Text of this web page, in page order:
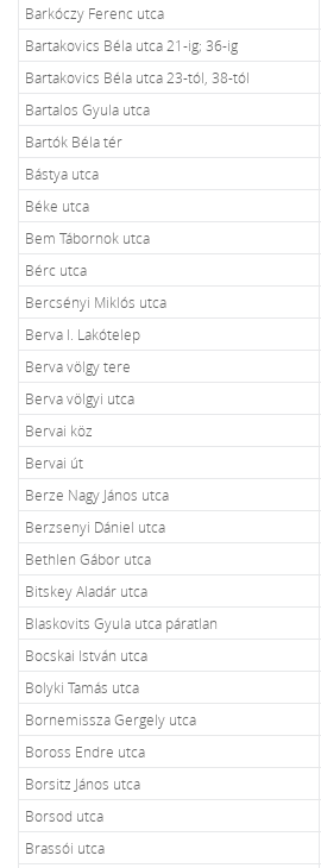
Barkóczy Ferenc utca
Bartakovics Béla utca 21-ig; 36-ig
Bartakovics Béla utca 23-tól, 38-tól
Bartalos Gyula utca
Bartók Béla tér
Bástya utca
Béke utca
Bem Tábornok utca
Bérc utca
Bercsényi Miklós utca
Berva I. Lakótelep
Berva völgy tere
Berva völgyi utca
Bervai köz
Bervai út
Berze Nagy János utca
Berzsenyi Dániel utca
Bethlen Gábor utca
Bitskey Aladár utca
Blaskovits Gyula utca páratlan
Bocskai István utca
Bolyki Tamás utca
Bornemissza Gergely utca
Boross Endre utca
Borsitz János utca
Borsod utca
Brassói utca